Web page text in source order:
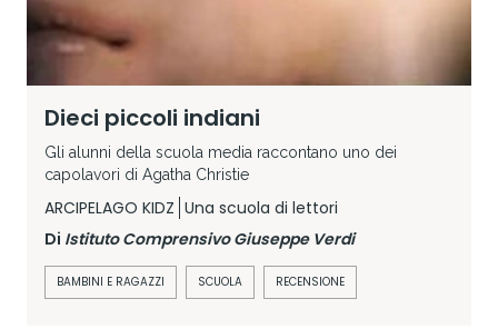
Dieci piccoli indiani
Gli alunni della scuola media raccontano uno dei
capolavori di Agatha Christie
ARCIPELAGO KIDZ Una scuola di lettori
Di Istituto Comprensivo Giuseppe Verdi
BAMBINI E RAGAZZI SCUOLA RECENSIONE